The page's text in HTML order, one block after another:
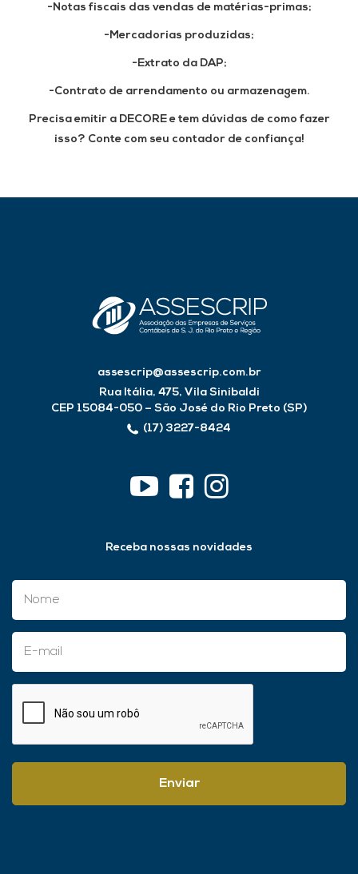
-Notas fiscais das vendas de matérias-primas;
-Mercadorias produzidas;
-Extrato da DAP;
-Contrato de arrendamento ou armazenagem.
Precisa emitir a DECORE e tem dúvidas de como fazer
isso? Conte com seu contador de confiança!
assescrip@assescrip.com.br
Rua Itália, 475, Vila Sinibaldi
CEP 15084-050 – São José do Rio Preto (SP)
(17) 3227-8424
Receba nossas novidades
Enviar